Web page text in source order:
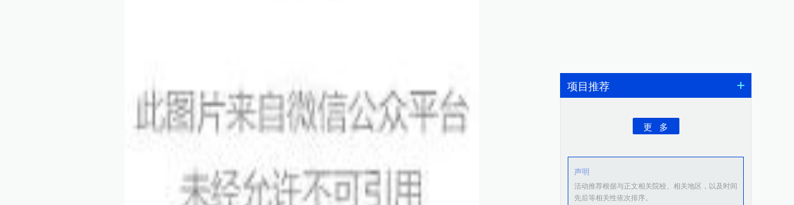
项目推荐
更 多
声明
活动推荐根据与正文相关院校、相关地区，以及时间
先后等相关性依次排序。